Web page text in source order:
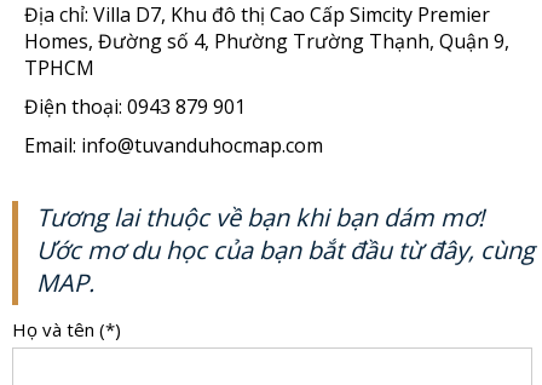
Địa chỉ: Villa D7, Khu đô thị Cao Cấp Simcity Premier
Homes, Đường số 4, Phường Trường Thạnh, Quận 9,
TPHCM
Điện thoại: 0943 879 901
Email: info@tuvanduhocmap.com
Tương lai thuộc về bạn khi bạn dám mơ!
Ước mơ du học của bạn bắt đầu từ đây, cùng
MAP.
Họ và tên (*)